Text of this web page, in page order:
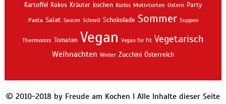
Kartoffel Kokos Kräuter kuchen Kürbis Motivtorten Ostern Party
Pasta Salat Saucen Schnell Schokolade Sommer Suppen
Thermomix Tomaten Vegan Vegan for Fit Vegetarisch
Weihnachten Winter Zucchini Österreich
© 2010-2018 by Freude am Kochen I Alle Inhalte dieser Seite